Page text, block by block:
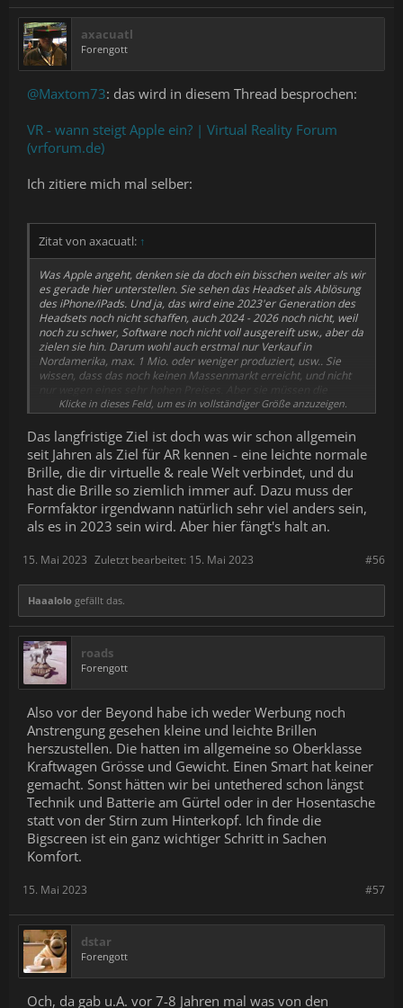
axacuatl
Forengott
@Maxtom73: das wird in diesem Thread besprochen:
VR - wann steigt Apple ein? | Virtual Reality Forum
(vrforum.de)
Ich zitiere mich mal selber:
Zitat von axacuatl: ↑
Was Apple angeht, denken sie da doch ein bisschen weiter als wir
es gerade hier unterstellen. Sie sehen das Headset als Ablösung
des iPhone/iPads. Und ja, das wird eine 2023'er Generation des
Headsets noch nicht schaffen, auch 2024 - 2026 noch nicht, weil
noch zu schwer, Software noch nicht voll ausgereift usw., aber da
zielen sie hin. Darum wohl auch erstmal nur Verkauf in
Nordamerika, max. 1 Mio. oder weniger produziert, usw.. Sie
wissen, dass das noch keinen Massenmarkt erreicht, und nicht
nur wegen eines sehr hohen Preises. Aber sie müssen die
Schritte dorthin machen, und das gesamte Okösystem aufbauen
mit Drittapplikation. Sie könnten noch 5 Jahre warten, bis es
komplett rund ist, und alles in Sachen Software mit strengen
NDA's machen, aber die Hinweise waren ja eher, dass sie das
dieses Mal anders machen wollen.
Aber solange es nicht offiziell angekündigt ist. ist es nicht
angekündigt, ist schon klar. Wir haben schon ein paar Runden
gedreht in dieser Art.
Klicke in dieses Feld, um es in vollständiger Größe anzuzeigen.
Das langfristige Ziel ist doch was wir schon allgemein
seit Jahren als Ziel für AR kennen - eine leichte normale
Brille, die dir virtuelle & reale Welt verbindet, und du
hast die Brille so ziemlich immer auf. Dazu muss der
Formfaktor irgendwann natürlich sehr viel anders sein,
als es in 2023 sein wird. Aber hier fängt's halt an.
#56
15. Mai 2023 Zuletzt bearbeitet: 15. Mai 2023
Haaalolo gefällt das.
roads
Forengott
Also vor der Beyond habe ich weder Werbung noch
Anstrengung gesehen kleine und leichte Brillen
herszustellen. Die hatten im allgemeine so Oberklasse
Kraftwagen Grösse und Gewicht. Einen Smart hat keiner
gemacht. Sonst hätten wir bei untethered schon längst
Technik und Batterie am Gürtel oder in der Hosentasche
statt von der Stirn zum Hinterkopf. Ich finde die
Bigscreen ist ein ganz wichtiger Schritt in Sachen
Komfort.
#57
15. Mai 2023
dstar
Forengott
Och, da gab u.A. vor 7-8 Jahren mal was von den